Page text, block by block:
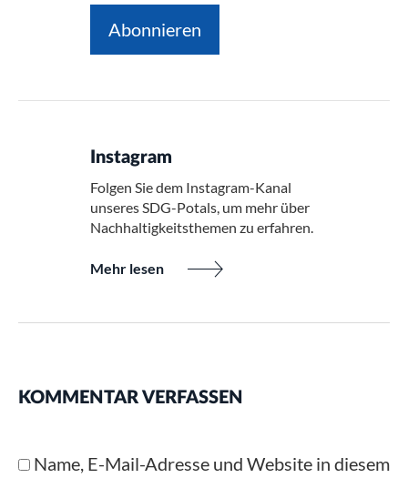
Abonnieren
Instagram
Folgen Sie dem Instagram-Kanal
unseres SDG-Potals, um mehr über
Nachhaltigkeitsthemen zu erfahren.
Mehr lesen
KOMMENTAR VERFASSEN
Name, E-Mail-Adresse und Website in diesem